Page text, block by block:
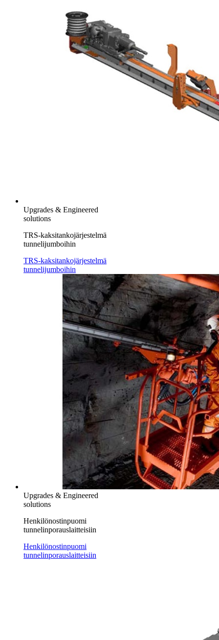
Upgrades & Engineered
solutions
TRS-kaksitankojärjestelmä
tunnelijumboihin
TRS-kaksitankojärjestelmä
tunnelijumboihin
Upgrades & Engineered
solutions
Henkilönostinpuomi
tunnelinporauslaitteisiin
Henkilönostinpuomi
tunnelinporauslaitteisiin